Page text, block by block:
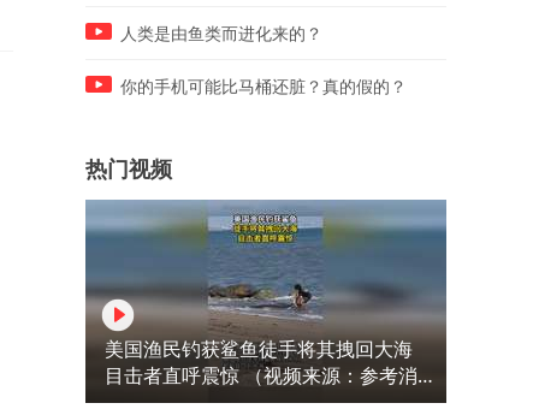
人类是由鱼类而进化来的？
你的手机可能比马桶还脏？真的假的？
热门视频
美国渔民钓获鲨鱼徒手将其拽回大海
目击者直呼震惊 （视频来源：参考消
息）